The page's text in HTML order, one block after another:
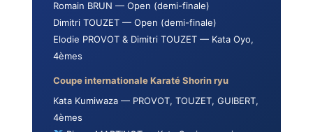
Romain BRUN — Open (demi-finale)
Dimitri TOUZET — Open (demi-finale)
Elodie PROVOT & Dimitri TOUZET — Kata Oyo,
4èmes
Coupe internationale Karaté Shorin ryu
Kata Kumiwaza — PROVOT, TOUZET, GUIBERT,
4èmes